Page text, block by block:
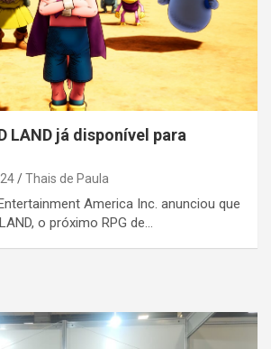
LAND já disponível para
Thais de Paula
America Inc. anunciou que
o próximo RPG de…